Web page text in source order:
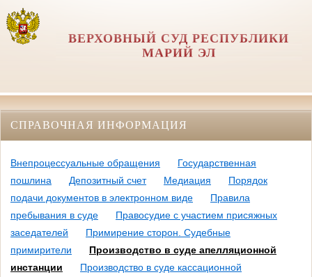
ВЕРХОВНЫЙ СУД РЕСПУБЛИКИ
МАРИЙ ЭЛ
СПРАВОЧНАЯ ИНФОРМАЦИЯ
Внепроцессуальные обращения
Государственная
пошлина
Депозитный счет Медиация
Порядок
подачи документов в электронном виде
Правила
пребывания в суде
Правосудие с участием присяжных
заседателей
Примирение сторон. Судебные
примирители
Производство в суде апелляционной
инстанции
Производство в суде кассационной